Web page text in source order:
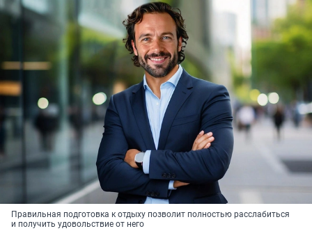
Правильная подготовка к отдыху позволит полностью расслабиться
и получить удовольствие от него